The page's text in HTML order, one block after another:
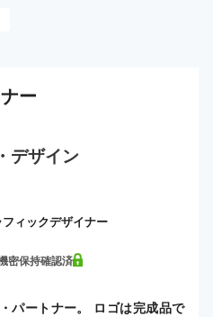
ー
デザイン
フィックデザイナー
密保持確認済
パートナー。 ロゴは完成品で